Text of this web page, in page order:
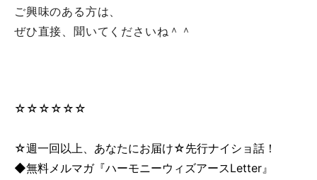
ご興味のある方は、
ぜひ直接、聞いてくださいね＾＾
☆☆☆☆☆☆
☆週一回以上、あなたにお届け☆先行ナイショ話！
◆無料メルマガ『ハーモニーウィズアースLetter』